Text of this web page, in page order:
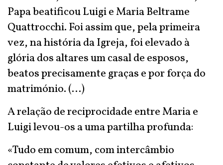
Papa beatificou Luigi e Maria Beltrame
Quattrocchi. Foi assim que, pela primeira
vez, na história da Igreja, foi elevado à
glória dos altares um casal de esposos,
beatos precisamente graças e por força do
matrimónio. (...)
A relação de reciprocidade entre Maria e
Luigi levou-os a uma partilha profunda:
«Tudo em comum, com intercâmbio